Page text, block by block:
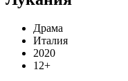
Драма
Италия
2020
12+